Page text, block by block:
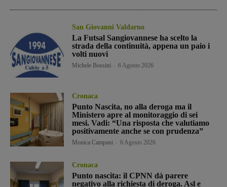
San Giovanni Valdarno
La Futsal Sangiovannese ha scelto la
strada della continuità, appena un paio i
volti nuovi
Michele Bossini 6 Agosto 2026
Cronaca
Punto Nascita, no alla deroga ma il
Ministero apre al monitoraggio di sei
mesi. Vadi: “Una risposta che valutiamo
positivamente anche se con prudenza”
Monica Campani 6 Agosto 2026
Cronaca
Punto nascita: il CPNN dà parere
negativo alla richiesta di deroga. Asl e